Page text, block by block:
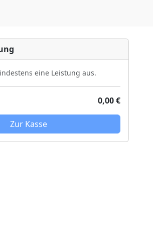
eine Leistung aus.
0,00 €
Zur Kasse